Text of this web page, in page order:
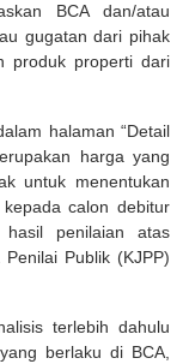
BCA dan/atau
gugatan dari pihak
produk properti dari
halaman “Detail
harga yang
untuk menentukan
calon debitur
hasil penilaian atas
Publik (KJPP)
terlebih dahulu
berlaku di BCA,